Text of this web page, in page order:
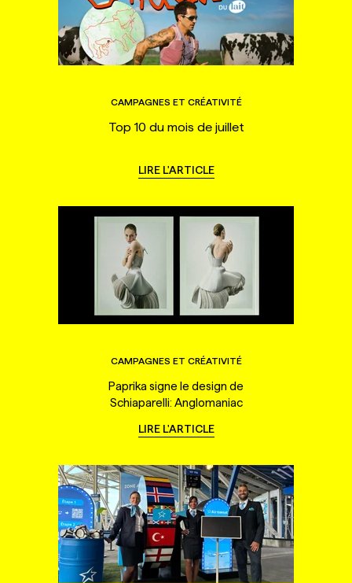
CAMPAGNES ET CRÉATIVITÉ
Top 10 du mois de juillet
LIRE L'ARTICLE
CAMPAGNES ET CRÉATIVITÉ
Paprika signe le design de
Schiaparelli: Anglomaniac
LIRE L'ARTICLE